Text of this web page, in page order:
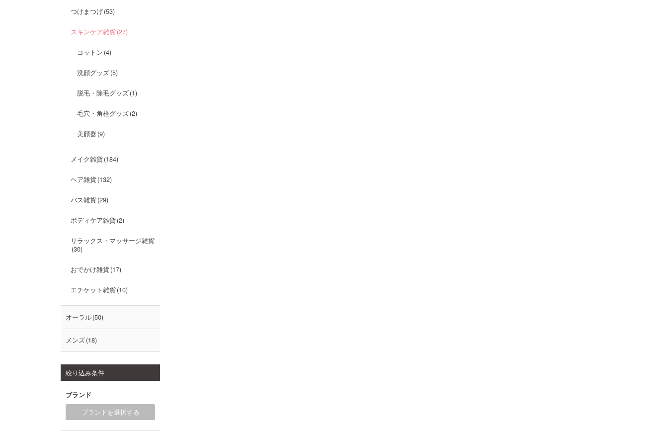
つけまつげ 53
スキンケア雑貨 27
コットン 4
洗顔グッズ 5
脱毛・除毛グッズ 1
毛穴・角栓グッズ 2
美顔器 9
メイク雑貨 184
ヘア雑貨 132
バス雑貨 29
ボディケア雑貨 2
リラックス・マッサージ雑貨
30
おでかけ雑貨 17
エチケット雑貨 10
オーラル 50
メンズ 18
絞り込み条件
ブランド
ブランドを選択する